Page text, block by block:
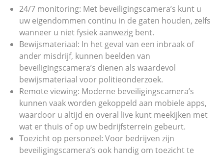
24/7 monitoring: Met beveiligingscamera’s kunt u
uw eigendommen continu in de gaten houden, zelfs
wanneer u niet fysiek aanwezig bent.
Bewijsmateriaal: In het geval van een inbraak of
ander misdrijf, kunnen beelden van
beveiligingscamera’s dienen als waardevol
bewijsmateriaal voor politieonderzoek.
Remote viewing: Moderne beveiligingscamera’s
kunnen vaak worden gekoppeld aan mobiele apps,
waardoor u altijd en overal live kunt meekijken met
wat er thuis of op uw bedrijfsterrein gebeurt.
Toezicht op personeel: Voor bedrijven zijn
beveiligingscamera’s ook handig om toezicht te